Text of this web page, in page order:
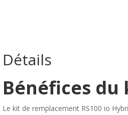
Détails
Bénéfices du
Le kit de remplacement RS100 io